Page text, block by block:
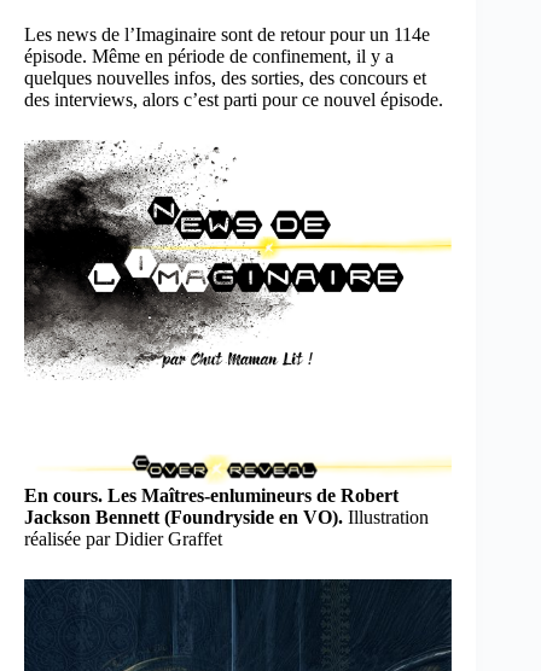
Les news de l’Imaginaire sont de retour pour un 114e
épisode. Même en période de confinement, il y a
quelques nouvelles infos, des sorties, des concours et
des interviews, alors c’est parti pour ce nouvel épisode.
En cours. Les Maîtres-enlumineurs de Robert
Jackson Bennett (Foundryside en VO). Illustration
réalisée par Didier Graffet